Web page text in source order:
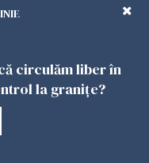
uși
circulăm liber în
la granițe?